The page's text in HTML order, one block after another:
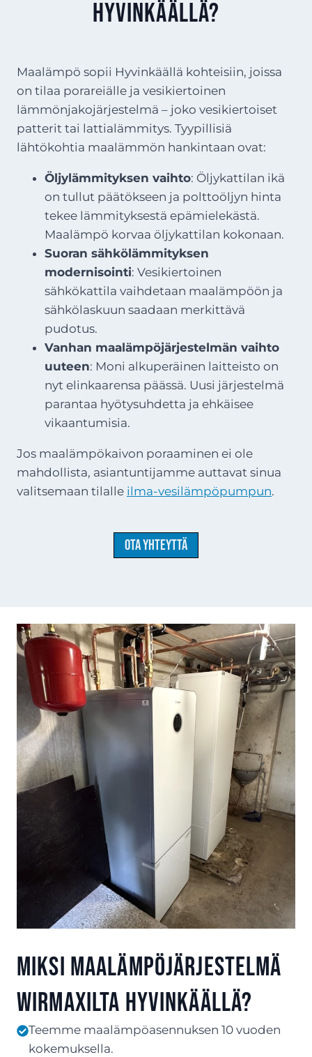
Hyvinkäällä?
Maalämpö sopii Hyvinkäällä kohteisiin, joissa
on tilaa porareiälle ja vesikiertoinen
lämmönjakojärjestelmä – joko vesikiertoiset
patterit tai lattialämmitys. Tyypillisiä
lähtökohtia maalämmön hankintaan ovat:
Öljylämmityksen vaihto: Öljykattilan ikä
on tullut päätökseen ja polttoöljyn hinta
tekee lämmityksestä epämielekästä.
Maalämpö korvaa öljykattilan kokonaan.
Suoran sähkölämmityksen
modernisointi: Vesikiertoinen
sähkökattila vaihdetaan maalämpöön ja
sähkölaskuun saadaan merkittävä
pudotus.
Vanhan maalämpöjärjestelmän vaihto
uuteen: Moni alkuperäinen laitteisto on
nyt elinkaarensa päässä. Uusi järjestelmä
parantaa hyötysuhdetta ja ehkäisee
vikaantumisia.
Jos maalämpökaivon poraaminen ei ole
mahdollista, asiantuntijamme auttavat sinua
valitsemaan tilalle ilma-vesilämpöpumpun.
Ota yhteyttä
Miksi maalämpöjärjestelmä
Wirmaxilta Hyvinkäällä?
Teemme maalämpöasennuksen 10 vuoden
kokemuksella.